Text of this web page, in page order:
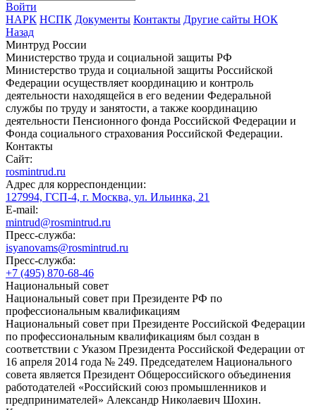
Войти
НАРК НСПК Документы Контакты Другие сайты НОК
Назад
Минтруд России
Министерство труда и социальной защиты РФ
Министерство труда и социальной защиты Российской
Федерации осуществляет координацию и контроль
деятельности находящейся в его ведении Федеральной
службы по труду и занятости, а также координацию
деятельности Пенсионного фонда Российской Федерации и
Фонда социального страхования Российской Федерации.
Контакты
Сайт:
rosmintrud.ru
Адрес для корреспонденции:
127994, ГСП-4, г. Москва, ул. Ильинка, 21
E-mail:
mintrud@rosmintrud.ru
Пресс-служба:
isyanovams@rosmintrud.ru
Пресс-служба:
+7 (495) 870-68-46
Национальный совет
Национальный совет при Президенте РФ по
профессиональным квалификациям
Национальный совет при Президенте Российской Федерации
по профессиональным квалификациям был создан в
соответствии с Указом Президента Российской Федерации от
16 апреля 2014 года № 249. Председателем Национального
совета является Президент Общероссийского объединения
работодателей «Российский союз промышленников и
предпринимателей» Александр Николаевич Шохин.